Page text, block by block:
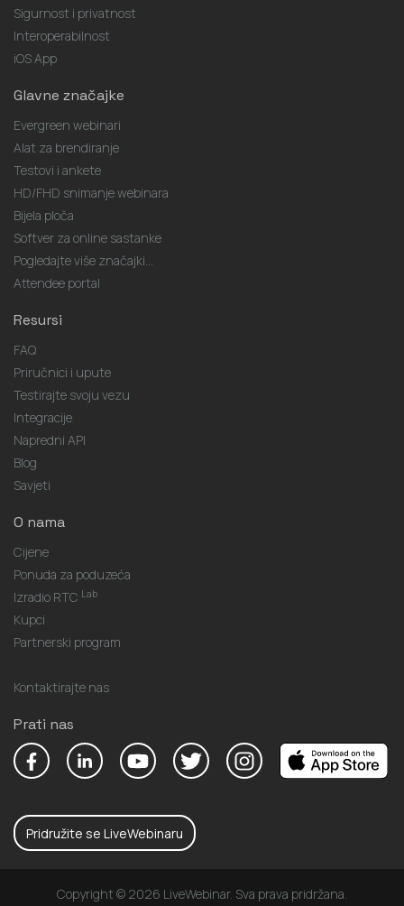
Sigurnost i privatnost
Interoperabilnost
iOS App
Glavne značajke
Evergreen webinari
Alat za brendiranje
Testovi i ankete
HD/FHD snimanje webinara
Bijela ploča
Softver za online sastanke
Pogledajte više značajki...
Attendee portal
Resursi
FAQ
Priručnici i upute
Testirajte svoju vezu
Integracije
Napredni API
Blog
Savjeti
O nama
Cijene
Ponuda za poduzeća
Izradio RTC Lab
Kupci
Partnerski program
Kontaktirajte nas
Prati nas
Pridružite se LiveWebinaru
Copyright © 2026 LiveWebinar. Sva prava pridržana.